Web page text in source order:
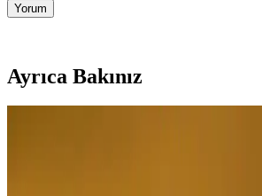
Yorum
Ayrıca Bakınız